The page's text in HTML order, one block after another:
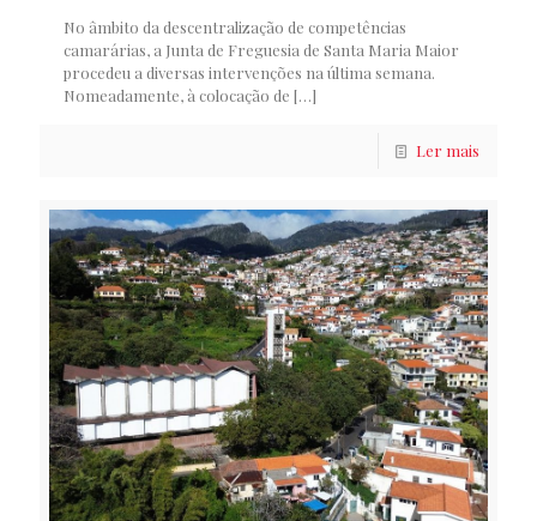
No âmbito da descentralização de competências
camarárias, a Junta de Freguesia de Santa Maria Maior
procedeu a diversas intervenções na última semana.
Nomeadamente, à colocação de […]
Ler mais